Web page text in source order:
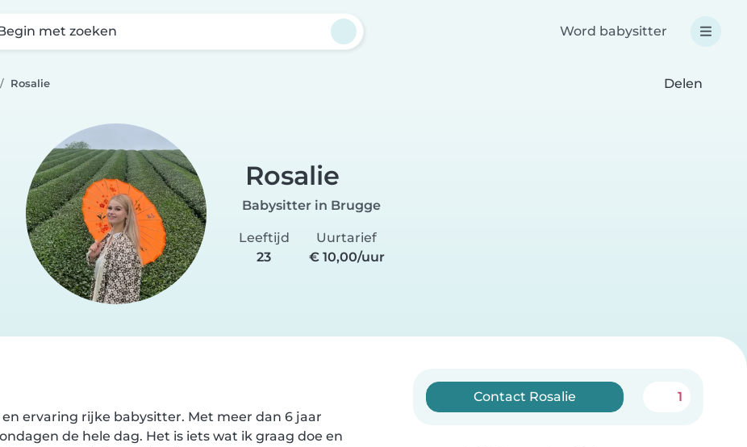
met zoeken Word babysitter
Rosalie Delen
Rosalie
Babysitter in Brugge
Leeftijd
23
Uurtarief
€ 10,00/uur
en ervaring rijke babysitter. Met meer dan 6 jaar
de hele dag. Het is iets wat ik graag doe en
Contact Rosalie 1